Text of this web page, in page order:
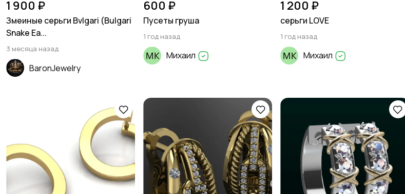
1 900 ₽
Змеиные серьги Bvlgari (Bulgari
Snake Ea...
3 месяца назад
BaronJewelry
600 ₽
Пусеты груша
1 год назад
Михаил
1 200 ₽
серьги LOVE
1 год назад
Михаил